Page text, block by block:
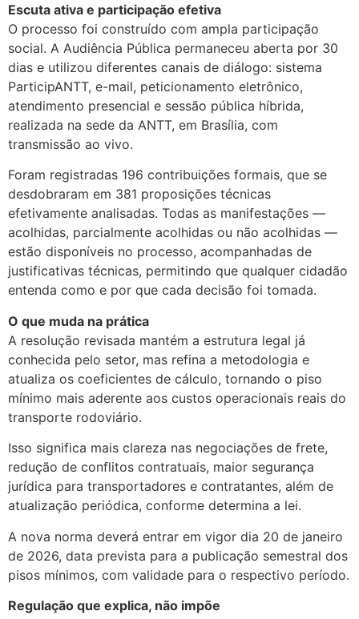
Escuta ativa e participação efetiva
O processo foi construído com ampla participação
social. A Audiência Pública permaneceu aberta por 30
dias e utilizou diferentes canais de diálogo: sistema
ParticipANTT, e-mail, peticionamento eletrônico,
atendimento presencial e sessão pública híbrida,
realizada na sede da ANTT, em Brasília, com
transmissão ao vivo.
Foram registradas 196 contribuições formais, que se
desdobraram em 381 proposições técnicas
efetivamente analisadas. Todas as manifestações —
acolhidas, parcialmente acolhidas ou não acolhidas —
estão disponíveis no processo, acompanhadas de
justificativas técnicas, permitindo que qualquer cidadão
entenda como e por que cada decisão foi tomada.
O que muda na prática
A resolução revisada mantém a estrutura legal já
conhecida pelo setor, mas refina a metodologia e
atualiza os coeficientes de cálculo, tornando o piso
mínimo mais aderente aos custos operacionais reais do
transporte rodoviário.
Isso significa mais clareza nas negociações de frete,
redução de conflitos contratuais, maior segurança
jurídica para transportadores e contratantes, além de
atualização periódica, conforme determina a lei.
A nova norma deverá entrar em vigor dia 20 de janeiro
de 2026, data prevista para a publicação semestral dos
pisos mínimos, com validade para o respectivo período.
Regulação que explica, não impõe